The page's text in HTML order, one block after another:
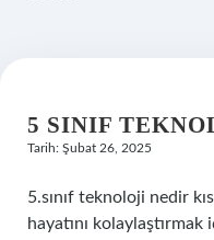
5 SINIF
Tarih: Şubat 26, 2025
5.sınıf teknoloji nedir
hayatını